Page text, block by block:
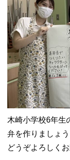
木崎小学校6年生
弁を作りましょう
どうぞよろしくお